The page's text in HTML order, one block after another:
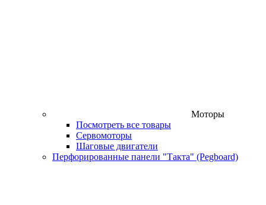
Моторы
Посмотреть все товары
Сервомоторы
Шаговые двигатели
Перфорированные панели "Такта" (Pegboard)